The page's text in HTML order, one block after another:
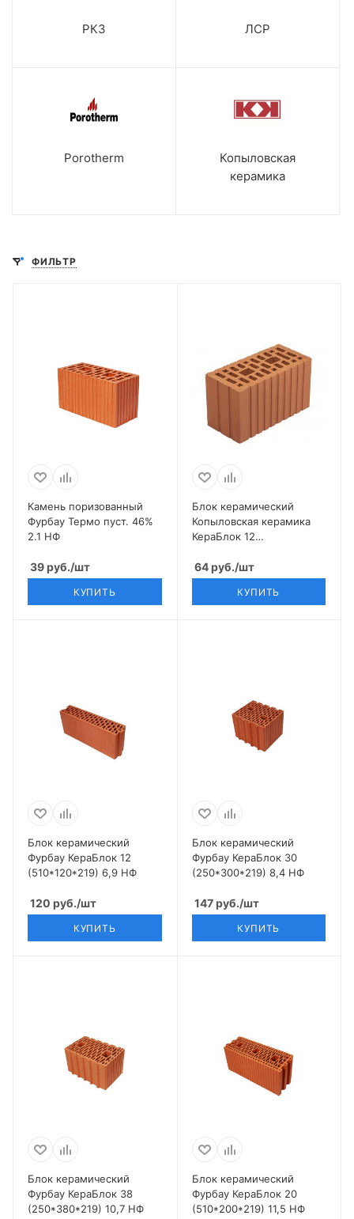
РКЗ ЛСР
Porotherm
Копыловская
керамика
ФИЛЬТР
Камень поризованный
Фурбау Термо пуст. 46%
2.1 НФ
39руб./шт
КУПИТЬ
Блок керамический
Копыловская керамика
КераБлок 12
64руб./шт
КУПИТЬ
Блок керамический
Фурбау КераБлок 12
(510*120*219) 6,9 НФ
120 руб./шт
КУПИТЬ
Блок керамический
Фурбау КераБлок 30
(250*300*219) 8,4 НФ
147руб./шт
КУПИТЬ
Блок керамический
Фурбау КераБлок 38
(250*380*219) 10,7 НФ
Блок керамический
Фурбау КераБлок 20
(510*200*219) 11,5 НФ